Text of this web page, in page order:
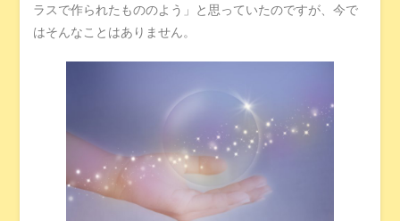
ラスで作られたもののよう」と思っていたのですが、今で
はそんなことはありません。